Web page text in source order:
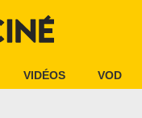
VIDÉOS VOD